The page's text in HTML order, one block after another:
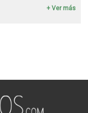
+ Ver más